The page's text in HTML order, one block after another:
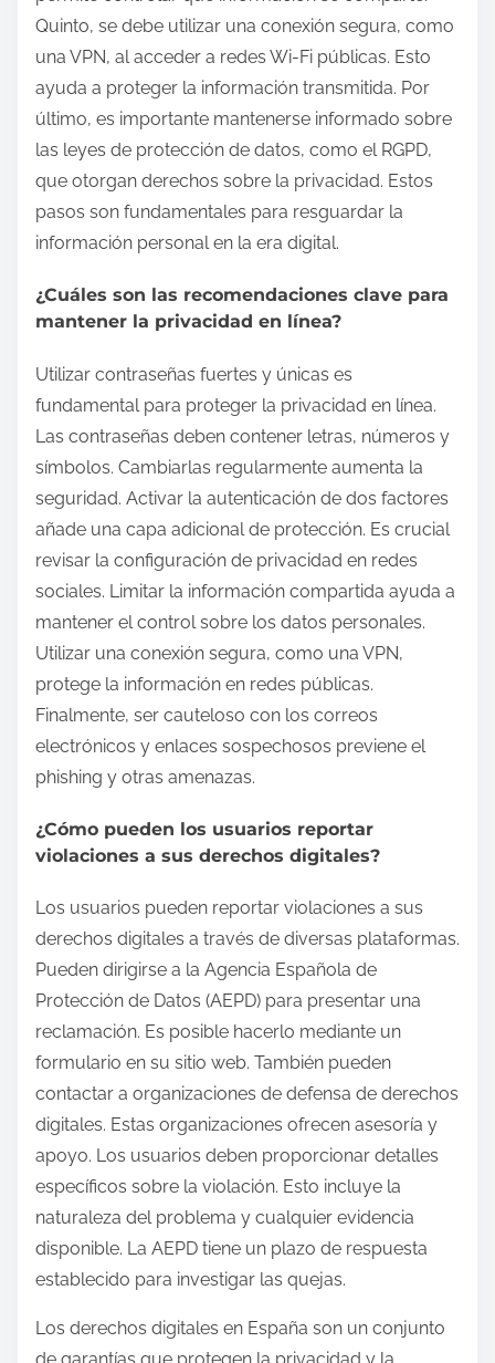
Quinto, se debe utilizar una conexión segura, como
una VPN, al acceder a redes Wi-Fi públicas. Esto
ayuda a proteger la información transmitida. Por
último, es importante mantenerse informado sobre
las leyes de protección de datos, como el RGPD,
que otorgan derechos sobre la privacidad. Estos
pasos son fundamentales para resguardar la
información personal en la era digital.
¿Cuáles son las recomendaciones clave para
mantener la privacidad en línea?
Utilizar contraseñas fuertes y únicas es
fundamental para proteger la privacidad en línea.
Las contraseñas deben contener letras, números y
símbolos. Cambiarlas regularmente aumenta la
seguridad. Activar la autenticación de dos factores
añade una capa adicional de protección. Es crucial
revisar la configuración de privacidad en redes
sociales. Limitar la información compartida ayuda a
mantener el control sobre los datos personales.
Utilizar una conexión segura, como una VPN,
protege la información en redes públicas.
Finalmente, ser cauteloso con los correos
electrónicos y enlaces sospechosos previene el
phishing y otras amenazas.
¿Cómo pueden los usuarios reportar
violaciones a sus derechos digitales?
Los usuarios pueden reportar violaciones a sus
derechos digitales a través de diversas plataformas.
Pueden dirigirse a la Agencia Española de
Protección de Datos (AEPD) para presentar una
reclamación. Es posible hacerlo mediante un
formulario en su sitio web. También pueden
contactar a organizaciones de defensa de derechos
digitales. Estas organizaciones ofrecen asesoría y
apoyo. Los usuarios deben proporcionar detalles
específicos sobre la violación. Esto incluye la
naturaleza del problema y cualquier evidencia
disponible. La AEPD tiene un plazo de respuesta
establecido para investigar las quejas.
Los derechos digitales en España son un conjunto